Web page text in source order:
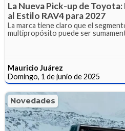
La Nueva Pick-up de
al Estilo RAV4 para 2027
La marca tiene claro que el
multipropósito puede ser
Mauricio Juárez
Domingo, 1 de junio de 2025
Novedades